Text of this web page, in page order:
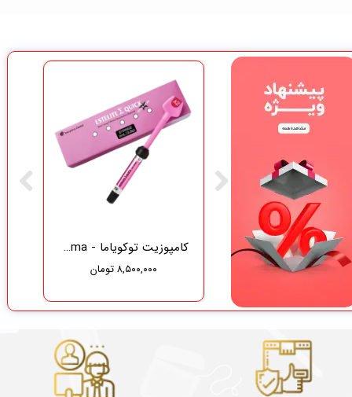
کامپوزیت توکویاما - Tokuyama
۸,۵۰۰,۰۰۰ تومان
گاز دندانپزشکی نفیس طب سلامت
۳۷۵,۰۰۰ تومان